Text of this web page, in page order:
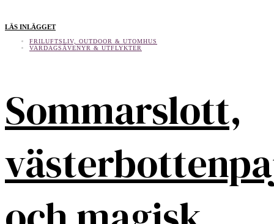
LÄS INLÄGGET
FRILUFTSLIV, OUTDOOR & UTOMHUS
VARDAGSÄVENYR & UTFLYKTER
Sommarslott,